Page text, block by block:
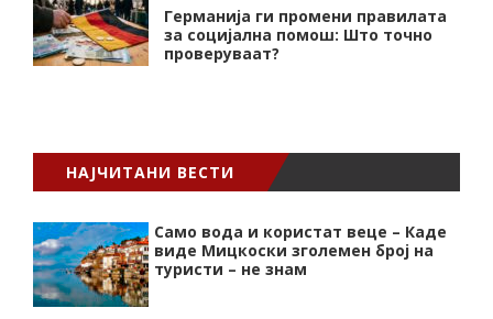
Германија ги промени правилата
за социјална помош: Што точно
проверуваат?
НАЈЧИТАНИ ВЕСТИ
Само вода и користат веце – Каде
виде Мицкоски зголемен број на
туристи – не знам